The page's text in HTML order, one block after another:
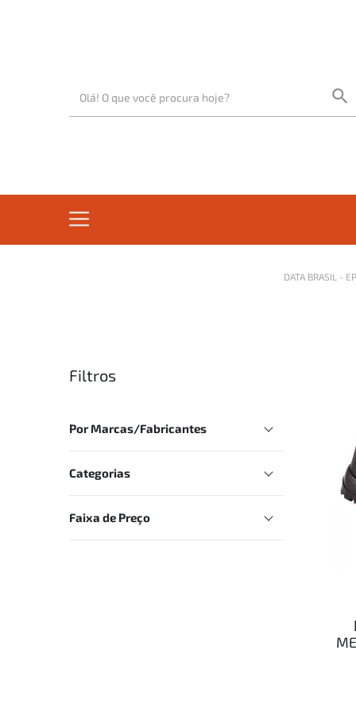
DATA BRASIL -
Filtros
Por Marcas/Fabricantes
Categorias
Faixa de Preço